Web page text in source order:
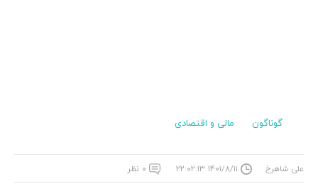
گوناگون مالی و اقتصادی
علی شاهرخ ۱۴۰۱/۸/۱۱ ۲۲:۰۲:۱۳ ۰ نظر